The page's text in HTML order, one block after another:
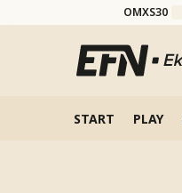
OMXS30
START PLAY